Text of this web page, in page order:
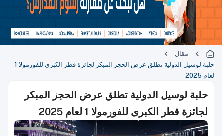
مقال
حلبة لوسيل الدولية تطلق عرض الحجز المبكر لجائزة قطر الكبرى للفورمولا 1
لعام 2025
حلبة لوسيل الدولية تطلق عرض الحجز المبكر
لجائزة قطر الكبرى للفورمولا 1 لعام 2025